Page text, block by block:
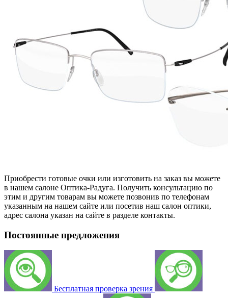
Приобрести готовые очки или изготовить на заказ вы можете
в нашем салоне Оптика-Радуга. Получить консультацию по
этим и другим товарам вы можете позвонив по телефонам
указанным на нашем сайте или посетив наш салон оптики,
адрес салона указан на сайте в разделе контакты.
Постоянные предложения
Бесплатная проверка зрения